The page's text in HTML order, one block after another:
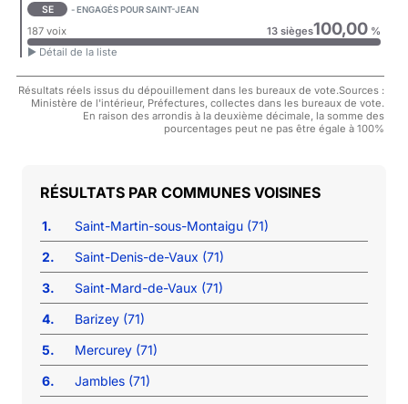
SE - ENGAGÉS POUR SAINT-JEAN
187 voix 13 sièges100,00%
► Détail de la liste
Résultats réels issus du dépouillement dans les bureaux de vote.Sources :
Ministère de l'intérieur, Préfectures, collectes dans les bureaux de vote.
En raison des arrondis à la deuxième décimale, la somme des
pourcentages peut ne pas être égale à 100%
COMMUNES VOISINES
1.
Saint-Martin-sous-Montaigu (71)
2.
Saint-Denis-de-Vaux (71)
3.
Saint-Mard-de-Vaux (71)
4.
Barizey (71)
5.
Mercurey (71)
6.
Jambles (71)